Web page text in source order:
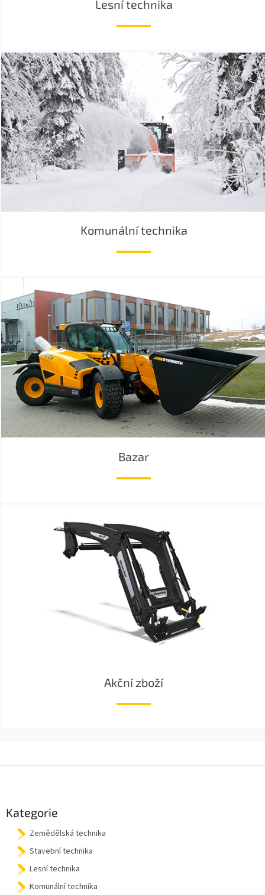
Lesní technika
Komunální technika
Bazar
Akční zboží
Kategorie
Zemědělská technika
Stavební technika
Lesní technika
Komunální technika